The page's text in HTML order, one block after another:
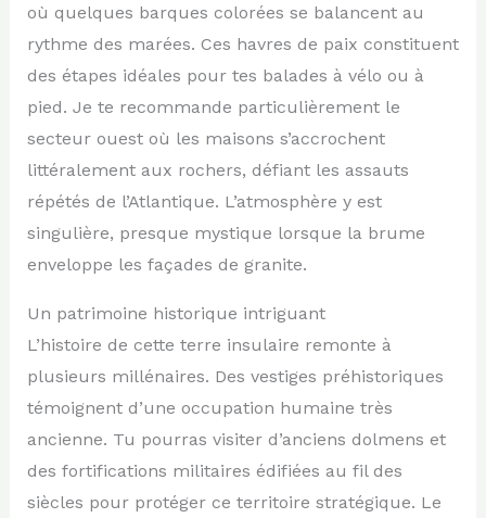
où quelques barques colorées se balancent au
rythme des marées. Ces havres de paix constituent
des étapes idéales pour tes balades à vélo ou à
pied. Je te recommande particulièrement le
secteur ouest où les maisons s’accrochent
littéralement aux rochers, défiant les assauts
répétés de l’Atlantique. L’atmosphère y est
singulière, presque mystique lorsque la brume
enveloppe les façades de granite.
Un patrimoine historique intriguant
L’histoire de cette terre insulaire remonte à
plusieurs millénaires. Des vestiges préhistoriques
témoignent d’une occupation humaine très
ancienne. Tu pourras visiter d’anciens dolmens et
des fortifications militaires édifiées au fil des
siècles pour protéger ce territoire stratégique. Le